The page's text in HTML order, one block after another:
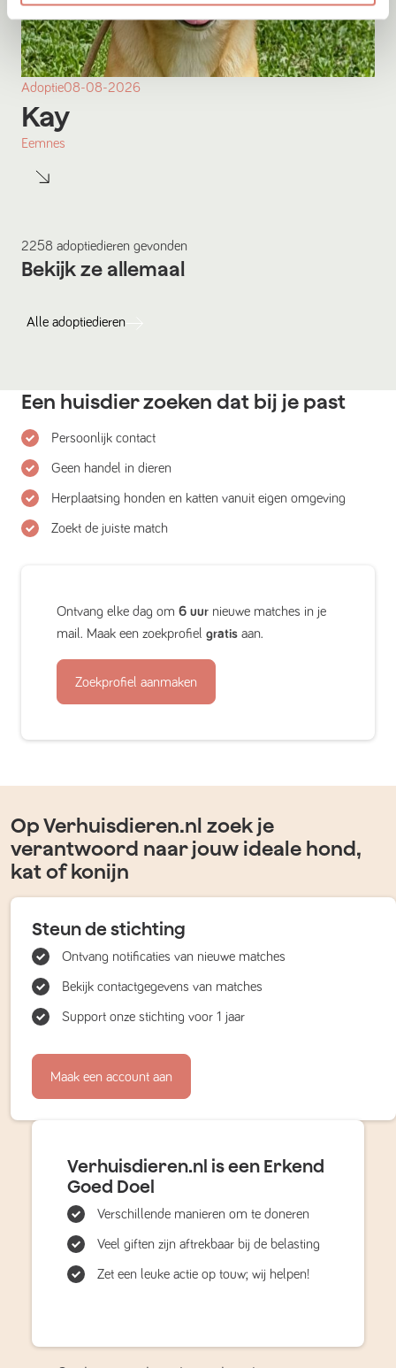
Adoptie08-08-2026
Kay
Eemnes
2258 adoptiedieren gevonden
Bekijk ze allemaal
Alle adoptiedieren
Een huisdier zoeken dat bij je past
Persoonlijk contact
Geen handel in dieren
Herplaatsing honden en katten vanuit eigen omgeving
Zoekt de juiste match
Ontvang elke dag om 6 uur nieuwe matches in je
mail. Maak een zoekprofiel gratis aan.
Zoekprofiel aanmaken
Op Verhuisdieren.nl zoek je
verantwoord naar jouw ideale hond,
kat of konijn
Steun de stichting
Ontvang notificaties van nieuwe matches
Bekijk contactgegevens van matches
Support onze stichting voor 1 jaar
Maak een account aan
Verhuisdieren.nl is een Erkend
Goed Doel
Verschillende manieren om te doneren
Veel giften zijn aftrekbaar bij de belasting
Zet een leuke actie op touw; wij helpen!